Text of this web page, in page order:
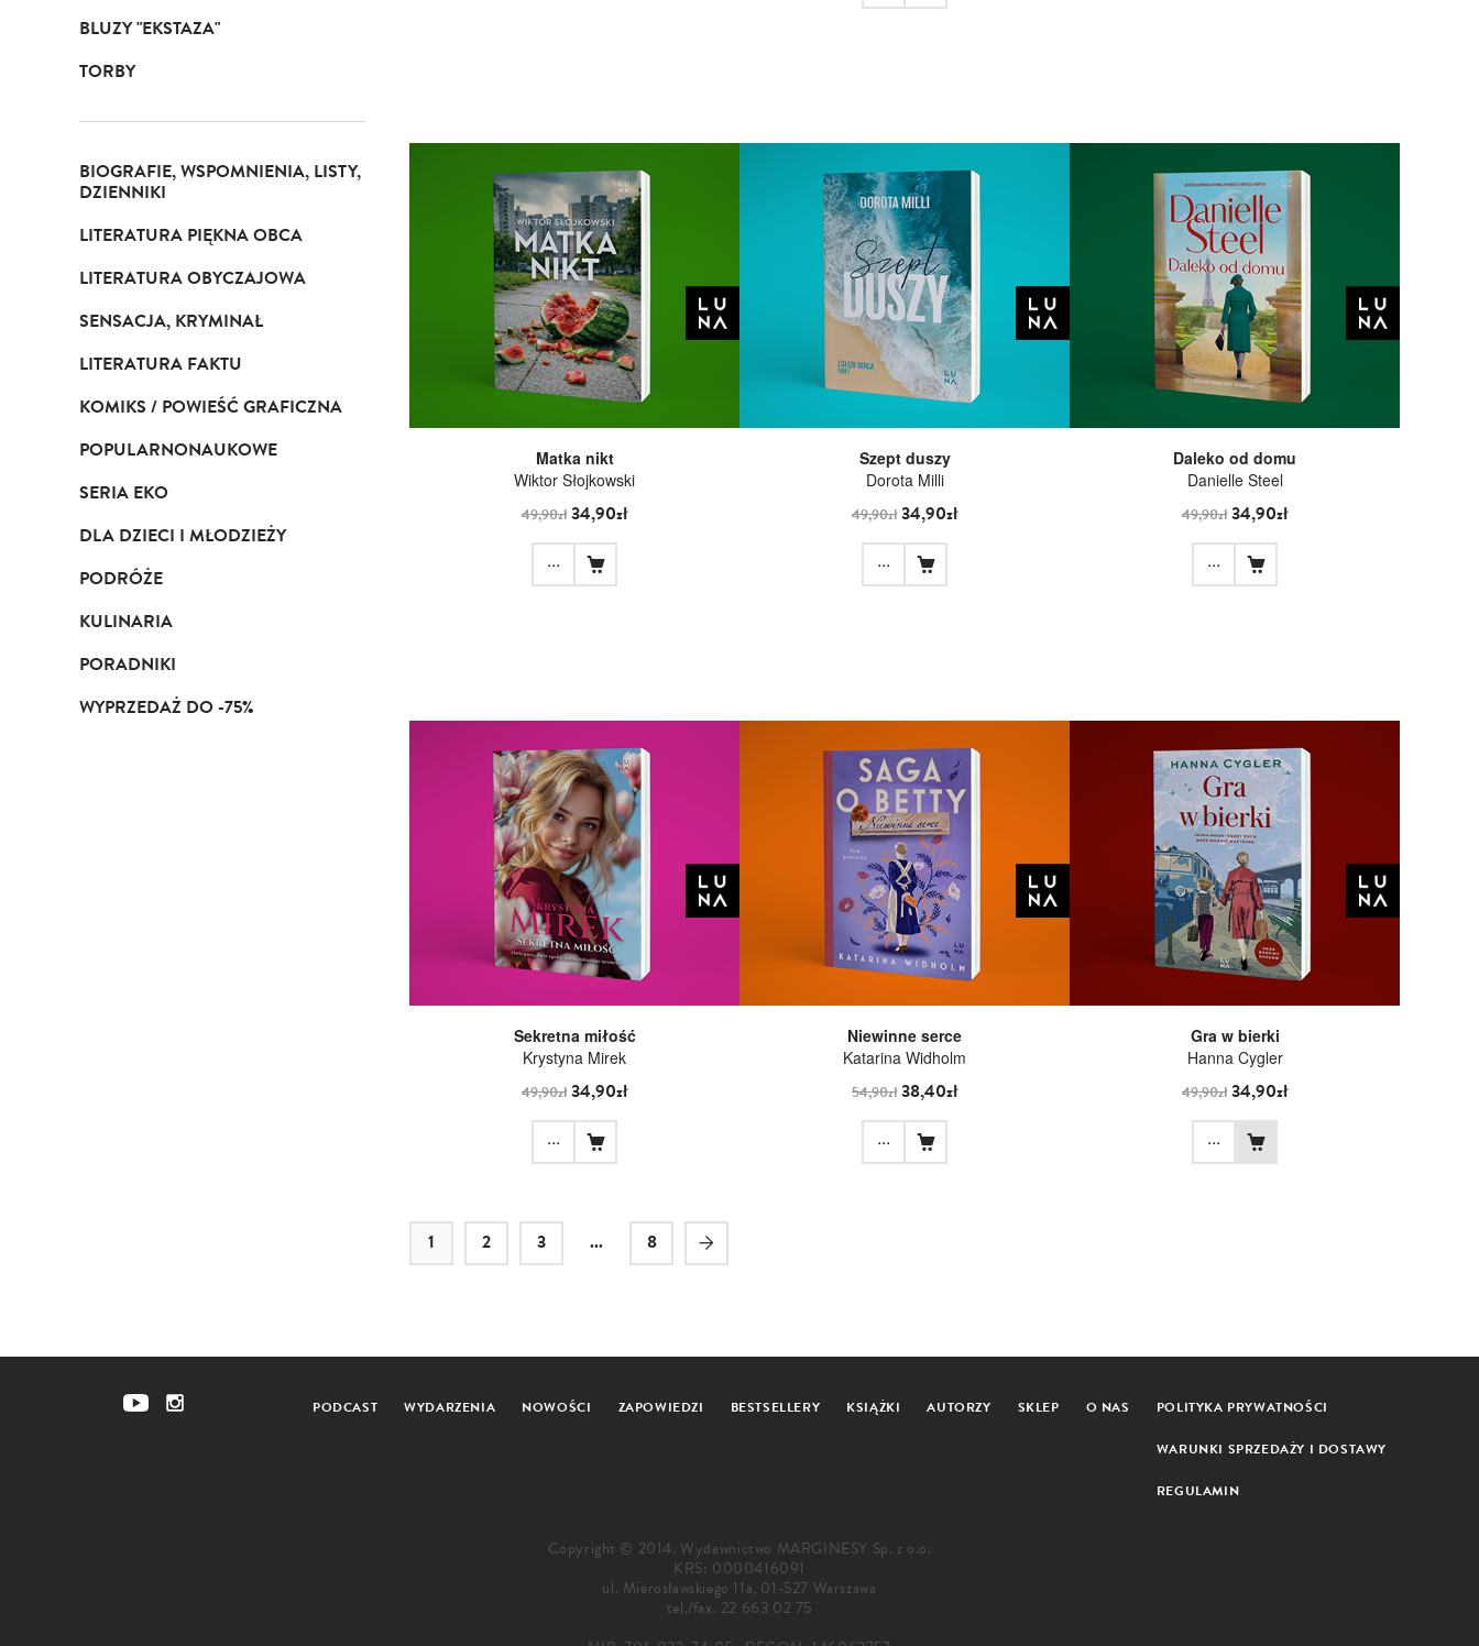
BLUZY "EKSTAZA"
TORBY
BIOGRAFIE, WSPOMNIENIA, LISTY,
DZIENNIKI
LITERATURA PIĘKNA OBCA
LITERATURA OBYCZAJOWA
SENSACJA, KRYMINAŁ
LITERATURA FAKTU
KOMIKS / POWIEŚĆ GRAFICZNA
POPULARNONAUKOWE
SERIA EKO
DLA DZIECI I MŁODZIEŻY
PODRÓŻE
KULINARIA
PORADNIKI
WYPRZEDAŻ DO -75%
Matka nikt
Wiktor Słojkowski
49,90zł34,90zł
...
Szept duszy
Dorota Milli
49,90zł34,90zł
...
Daleko od domu
Danielle Steel
49,90zł34,90zł
...
Sekretna miłość
Krystyna Mirek
49,90zł34,90zł
...
Niewinne serce
Katarina Widholm
54,90zł38,40zł
...
Gra w bierki
Hanna Cygler
49,90zł34,90zł
...
1 2 3 ... 8
PODCAST WYDARZENIA NOWOŚCI ZAPOWIEDZI BESTSELLERY KSIĄŻKI AUTORZY SKLEP O NAS POLITYKA PRYWATNOŚCI
WARUNKI SPRZEDAŻY I DOSTAWY
REGULAMIN
Copyright © 2014. Wydawnictwo MARGINESY Sp. z o.o.
KRS: 0000416091
ul. Mierosławskiego 11a, 01-527 Warszawa
tel./fax. 22 663 02 75